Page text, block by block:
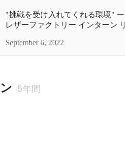
"挑戦を受け入れてくれる環境"
レザーファクトリー インターン
September 6, 2022
5年間